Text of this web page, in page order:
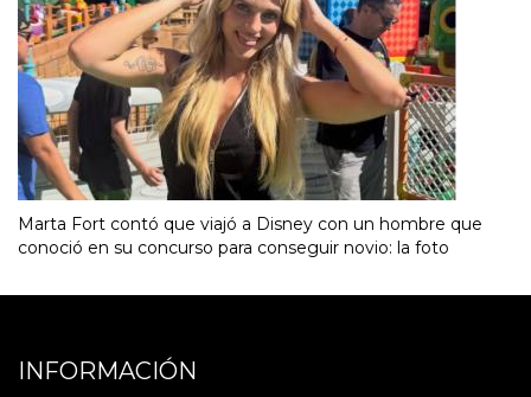
Marta Fort contó que viajó a Disney con un hombre que
conoció en su concurso para conseguir novio: la foto
INFORMACIÓN